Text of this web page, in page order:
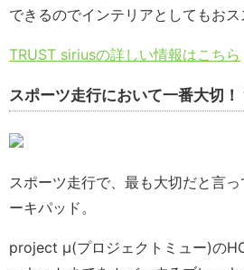
できるのでインテリアとしてもおス
TRUST siriusの詳しい情報はこちら
スポーツ走行において一番大切！
スポーツ走行で、最も大切だと言
ーキパッド。
project μ(プロジェクトミュー)の